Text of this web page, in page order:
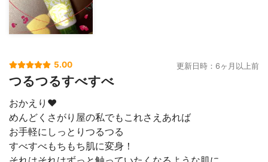
5.00 更新日時：6ヶ月以上前
つるつるすべすべ
おかえり♥️
めんどくさがり屋の私でもこれさえあれば
お手軽にしっとりつるつる
すべすべもちもち肌に変身！